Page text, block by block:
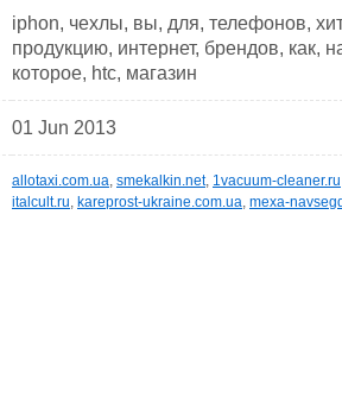
iphon, чехлы, вы, для, телефонов,
продукцию, интернет, брендов, как,
которое, htc, магазин
01 Jun 2013
allotaxi.com.ua, smekalkin.net, 1vacuum-cleaner.ru
italcult.ru, kareprost-ukraine.com.ua, mexa-